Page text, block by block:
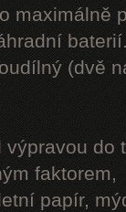
maximálně
(dvě
do
faktorem,
papír,